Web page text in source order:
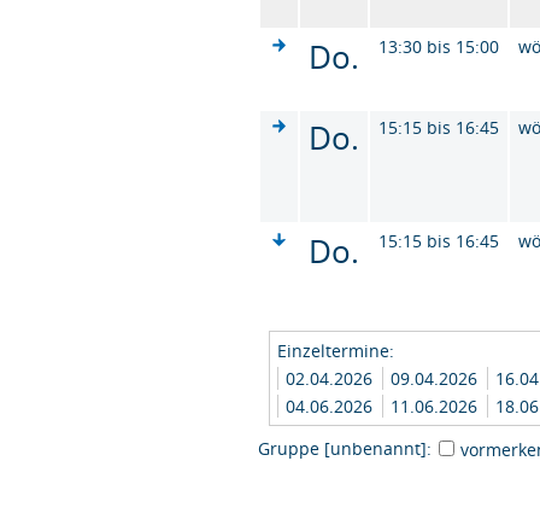
Do. 13:30 bis 15:00
Do. 15:15 bis 16:45
Do. 15:15 bis 16:45
Einzeltermine:
02.04.2026
09.04.2026
04.06.2026
11.06.2026
Gruppe [unbenannt]: